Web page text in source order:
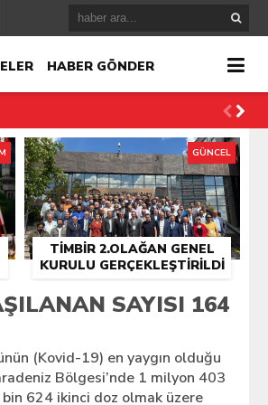
HABER GÖNDER
TİMBİR 2.OLAĞAN GENEL
KURULU GERÇEKLEŞTIRILDI
GÜNCEL
SAYISI 164
(Kovid-19) en yaygın olduğu
Bölgesi’nde 1 milyon 403
624 ikinci doz olmak üzere